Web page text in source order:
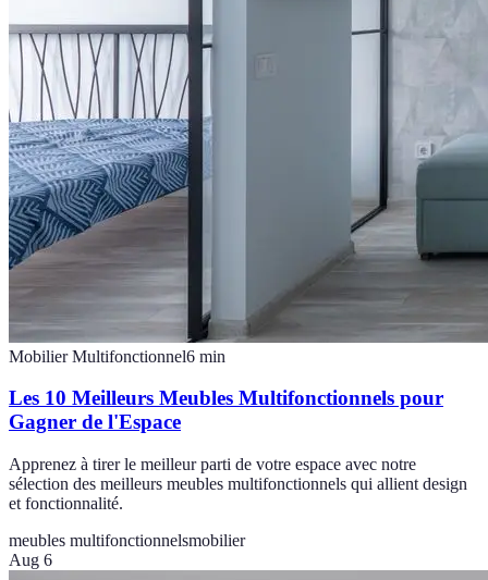
Mobilier Multifonctionnel6 min
Les 10 Meilleurs Meubles Multifonctionnels pour
Gagner de l'Espace
Apprenez à tirer le meilleur parti de votre espace avec notre
sélection des meilleurs meubles multifonctionnels qui allient design
et fonctionnalité.
meubles multifonctionnelsmobilier
Aug 6